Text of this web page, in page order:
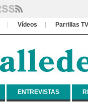
Vídeos Parrillas TV
ENTREVISTAS